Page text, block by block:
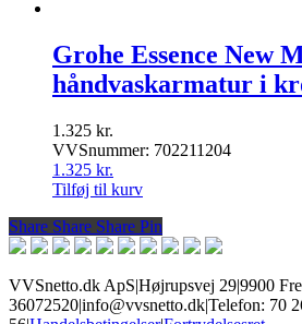
Grohe Essence New
håndvaskarmatur i
1.325 kr.
VVSnummer: 702211204
1.325 kr.
Tilføj til kurv
Share
Share Share Share Pin
VVSnetto.dk ApS|Højrupsvej 29|9900
36072520|info@vvsnetto.dk|Telefon: 70